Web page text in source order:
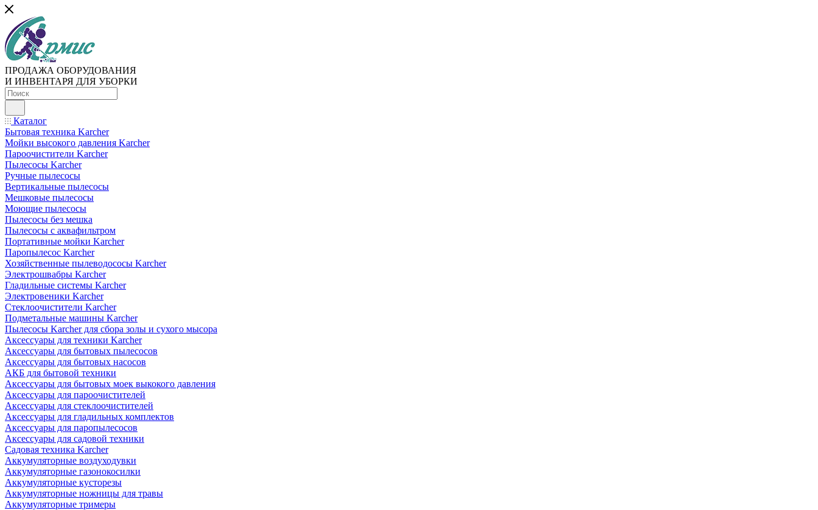
ПРОДАЖА ОБОРУДОВАНИЯ
И ИНВЕНТАРЯ ДЛЯ УБОРКИ
Каталог
Бытовая техника Karcher
Мойки высокого давления Karcher
Пароочистители Karcher
Пылесосы Karcher
Ручные пылесосы
Вертикальные пылесосы
Мешковые пылесосы
Моющие пылесосы
Пылесосы без мешка
Пылесосы с аквафильтром
Портативные мойки Karcher
Паропылесос Karcher
Хозяйственные пылеводососы Karcher
Электрошвабры Karcher
Гладильные системы Karcher
Электровеники Karcher
Стеклоочистители Karcher
Подметальные машины Karcher
Пылесосы Karcher для сбора золы и сухого мысора
Аксессуары для техники Karcher
Аксессуары для бытовых пылесосов
Аксессуары для бытовых насосов
АКБ для бытовой техники
Аксессуары для бытовых моек выкокого давления
Аксессуары для пароочистителей
Аксессуары для стеклоочистителей
Аксессуары для гладильных комплектов
Аксессуары для паропылесосов
Аксессуары для садовой техники
Садовая техника Karcher
Аккумуляторные воздуходувки
Аккумуляторные газонокосилки
Аккумуляторные кусторезы
Аккумуляторные ножницы для травы
Аккумуляторные тримеры